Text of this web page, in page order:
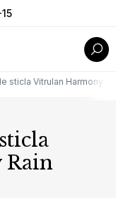
sticla Vitrulan Harmony